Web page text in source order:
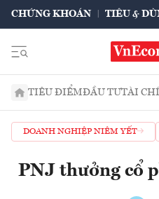
CHỨNG KHOÁN TIÊU &
TIÊU ĐIỂMĐẦU TƯTÀI
DOANH NGHIỆP NIÊM YẾT
PNJ thưởng cổ